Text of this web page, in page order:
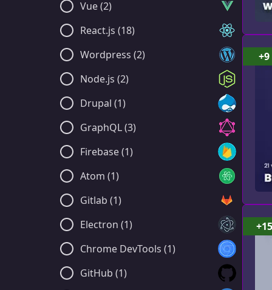
Vue (2)
React.js (18)
Wordpress (2)
Node.js (2)
Drupal (1)
GraphQL (3)
Firebase (1)
Atom (1)
Gitlab (1)
Electron (1)
Chrome DevTools (1)
GitHub (1)
+9
+15